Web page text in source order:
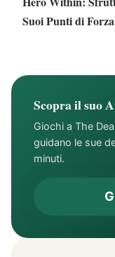
Suoi Punti di
Scopra il suo
Giochi a The
guidano le sue
minuti.